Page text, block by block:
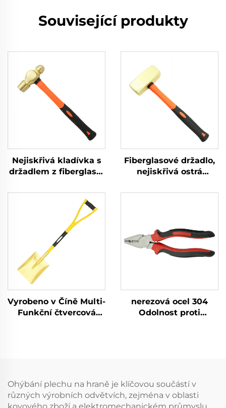
Související produkty
Nejiskřivá kladívka s
držadlem z fiberglasu,
kovadlinkový
kladívkový nářadí pro
použití ve výbušných
a hořlavých
prostředích
Fiberglasové držadlo,
nejiskřivá ostrá
kladívková kladívková
hořlavých prostředích
Vyrobeno v Číně Multi-
Funkční čtvercová
nerezová ocel 304
Odolnost proti
Ohýbání plechu na hraně je klíčovou součástí v
různých výrobních odvětvích, zejména v oblasti